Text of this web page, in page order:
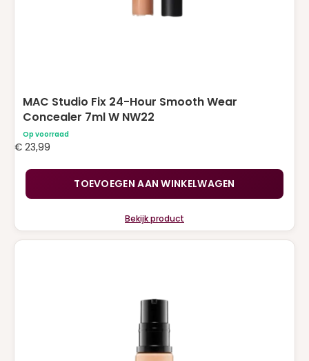
MAC Studio Fix 24-Hour Smooth Wear
Concealer 7ml W NW22
Op voorraad
€ 23,99
TOEVOEGEN AAN WINKELWAGEN
Bekijk product